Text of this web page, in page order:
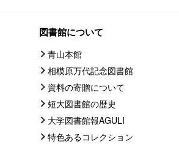
図書館について
青山本館
相模原万代記念図書館
資料の寄贈について
短大図書館の歴史
大学図書館報AGULI
特色あるコレクション